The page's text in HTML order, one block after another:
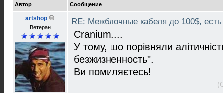
Автор Сообщение
artshop
Ветеран
RE: Межблочные кабеля до 100$,
Cranium....
У тому, шо порівняли
безжизненность".
Ви помиляєтесь!